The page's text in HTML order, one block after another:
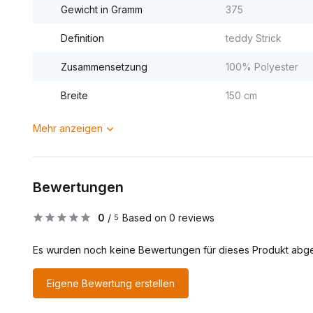
Gewicht in Gramm 375
Definition teddy Strick
Zusammensetzung 100% Polyester
Breite 150 cm
Mehr anzeigen
Bewertungen
0 / 5 Based on 0 reviews
Es wurden noch keine Bewertungen für dieses Produkt
Eigene Bewertung erstellen